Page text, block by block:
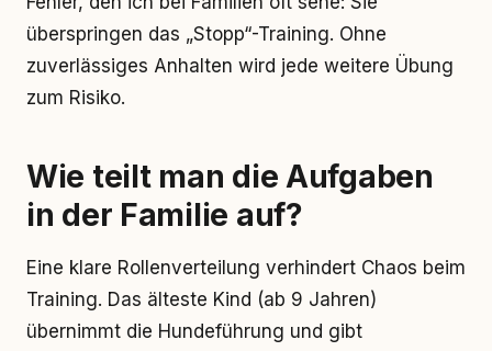
überspringen das „Stopp“-Training. Ohne
zuverlässiges Anhalten wird jede weitere Übung
zum Risiko.
Wie teilt man die Aufgaben
in der Familie auf?
Eine klare Rollenverteilung verhindert Chaos beim
Training. Das älteste Kind (ab 9 Jahren)
übernimmt die Hundeführung und gibt